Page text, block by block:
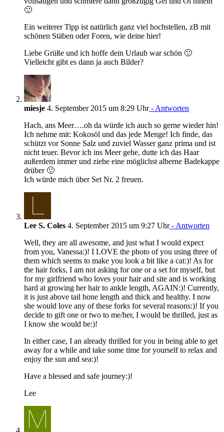
🙂
Ein weiterer Tipp ist natürlich ganz viel hochstellen, zB mit
schönen Stäben oder Foren, wie deine hier!
Liebe Grüße und ich hoffe dein Urlaub war schön 🙂
Vielleicht gibt es dann ja auch Bilder?
miesje 4. September 2015 um 8:29 Uhr- Antworten
Hach, ans Meer….oh da würde ich auch so gerne wieder hin!
Ich nehme mit: Kokosöl und das jede Menge! Ich finde, das
schützt vor Sonne Salz und zuviel Wasser ganz prima und ist
nicht teuer. Bevor ich ins Meer gehe, dutte ich das Haar
außerdem immer und ziehe eine möglichst alberne Badekappe
drüber 🙂
Ich würde mich über Set Nr. 2 freuen.
Lee S. Coles 4. September 2015 um 9:27 Uhr- Antworten
Well, they are all awesome, and just what I would expect
from you, Vanessa:)! I LOVE the photo of you using three of
them which seems to make you look a bit like a cat:)! As for
the hair forks, I am not asking for one or a set for myself, but
for my girlfriend who loves your hair and site and is working
hard at growing her hair to ankle length, AGAIN:)! Currently,
it is just above tail bone length and thick and healthy. I now
she would love any of these forks for several reasons:)! If you
decide to gift one or two to me/her, I would be thrilled, just as
I know she would be:)!
In either case, I an already thrilled for you in being able to get
away for a while and take some time for yourself to relax and
enjoy the sun and sea:)!
Have a blessed and safe journey:)!
Lee